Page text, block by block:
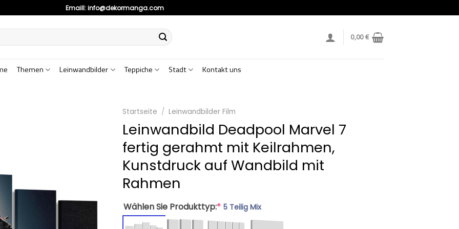
Emaill:info@dekormanga.com
0,00€
Themen Leinwandbilder Teppiche Stadt Kontakt uns
Startseite / Leinwandbilder Film
Leinwandbild Deadpool Marvel 7
fertig gerahmt mit Keilrahmen,
Kunstdruck auf Wandbild mit
Rahmen
Wählen Sie Produkttyp:* 5 Teilig Mix